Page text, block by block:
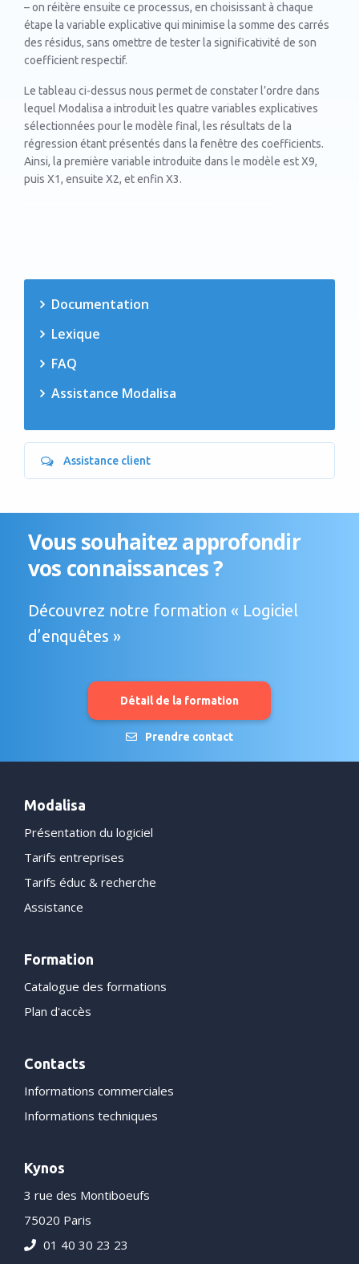
– on réitère ensuite ce processus, en choisissant à chaque
étape la variable explicative qui minimise la somme des carrés
des résidus, sans omettre de tester la significativité de son
coefficient respectif.
Le tableau ci-dessus nous permet de constater l’ordre dans
lequel Modalisa a introduit les quatre variables explicatives
sélectionnées pour le modèle final, les résultats de la
régression étant présentés dans la fenêtre des coefficients.
Ainsi, la première variable introduite dans le modèle est X9,
puis X1, ensuite X2, et enfin X3.
Documentation
Lexique
FAQ
Assistance Modalisa
Assistance client
Vous souhaitez approfondir
vos connaissances ?
Découvrez notre formation « Logiciel
d’enquêtes »
Détail de la formation
Prendre contact
Modalisa
Présentation du logiciel
Tarifs entreprises
Tarifs éduc & recherche
Assistance
Formation
Catalogue des formations
Plan d'accès
Contacts
Informations commerciales
Informations techniques
Kynos
3 rue des Montiboeufs
75020 Paris
01 40 30 23 23